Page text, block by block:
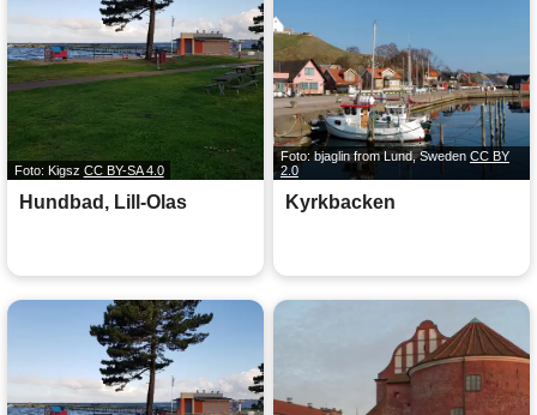
Foto: Kigsz CC BY-SA 4.0
Hundbad, Lill-Olas
Foto: bjaglin from Lund, Sweden CC BY
2.0
Kyrkbacken